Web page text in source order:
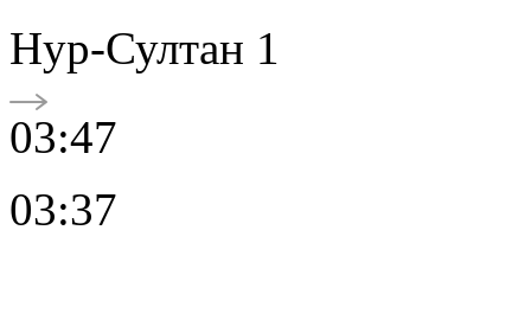
Нур-Султан 1
03:47
03:37